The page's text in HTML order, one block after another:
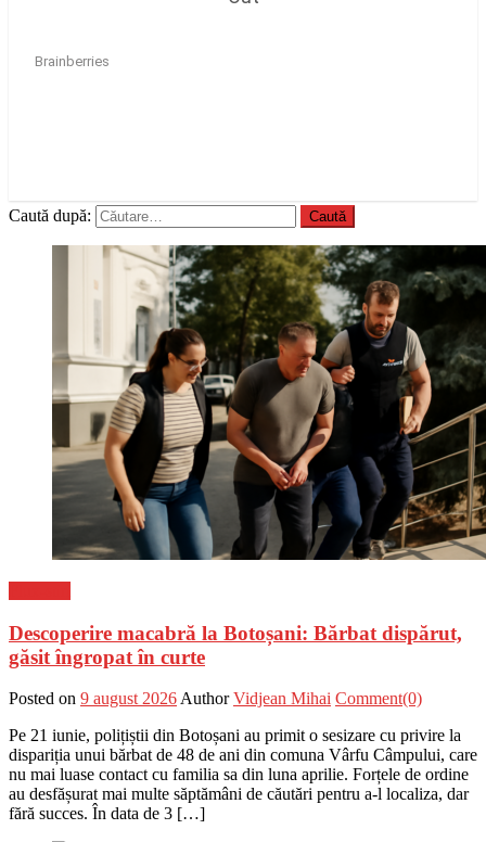
Caută după:
Descoperire macabră la Botoșani: Bărbat dispărut,
găsit îngropat în curte
Posted on 9 august 2026 Author Vidjean Mihai Comment(0)
Pe 21 iunie, polițiștii din Botoșani au primit o sesizare cu privire la
dispariția unui bărbat de 48 de ani din comuna Vârfu Câmpului, care
nu mai luase contact cu familia sa din luna aprilie. Forțele de ordine
au desfășurat mai multe săptămâni de căutări pentru a-l localiza, dar
fără succes. În data de 3 […]